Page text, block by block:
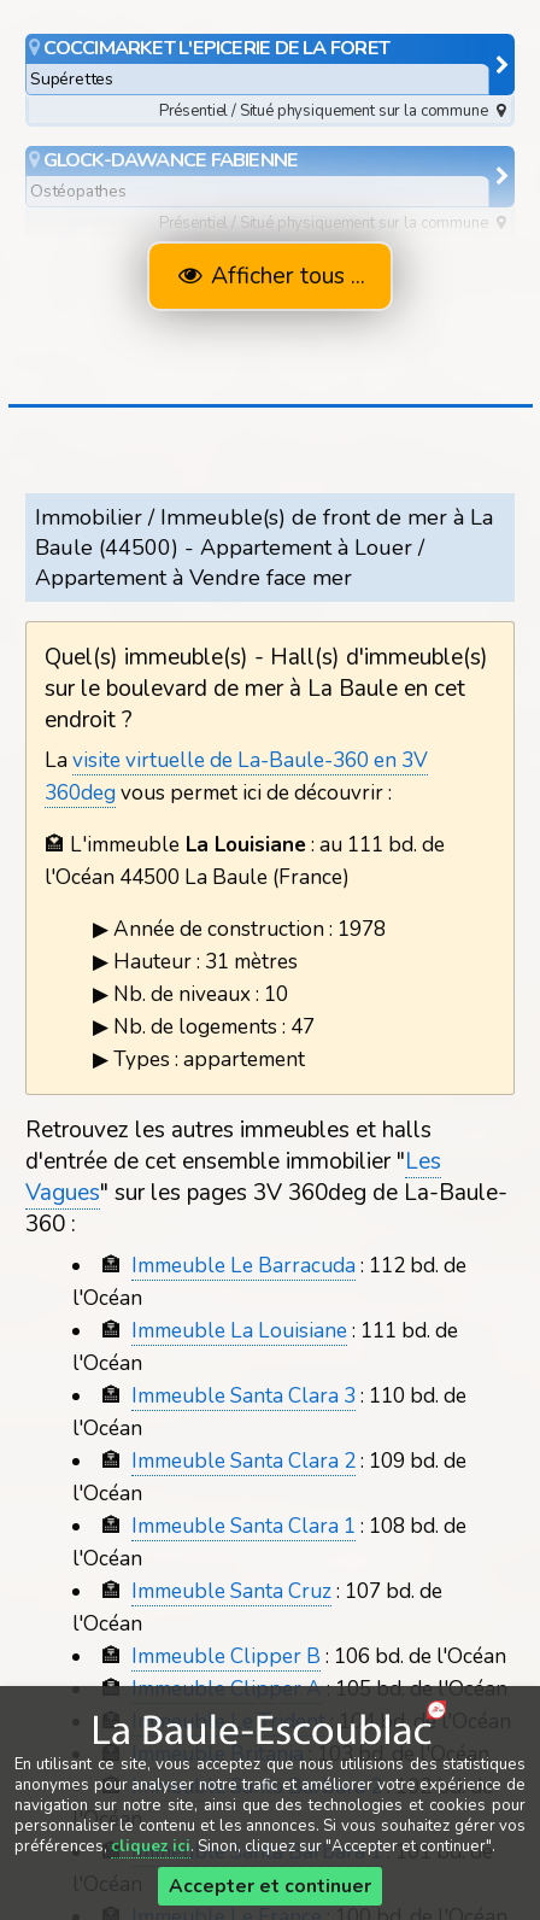
COCCIMARKET L'EPICERIE DE LA FORET
Supérettes
Présentiel / Situé physiquement sur la commune
GLOCK-DAWANCE FABIENNE
Ostéopathes
Présentiel / Situé physiquement sur la commune
INSTITUT DE LA FORET
Instituts de Beauté - Bien Etre
Infirmiers - Infirmières
LE FLAO BERTHO GAELLE
Médecins Généralistes
Présentiel / Situé physiquement sur la commune
PHARMACIE DE LA FORET
Présentiel / Situé physiquement sur la commune
THIBAUT ALEXANDRA
Infirmiers - Infirmières
Présentiel / Situé physiquement sur la commune
Afficher tous ...
Immobilier / Immeuble(s) de front de mer à La
Baule (44500) - Appartement à Louer /
Appartement à Vendre face mer
Quel(s) immeuble(s) - Hall(s) d'immeuble(s)
sur le boulevard de mer à La Baule en cet
endroit ?
Lavisite virtuelle de La-Baule-360 en 3V
360degvous permet ici de découvrir :
🏩 L'immeuble La Louisiane : au 111 bd. de
l'Océan 44500 La Baule (France)
▶ Année de construction : 1978
▶ Hauteur : 31 mètres
▶ Nb. de niveaux : 10
▶ Nb. de logements : 47
▶ Types : appartement
Retrouvez les autres immeubles et halls
d'entrée de cet ensemble immobilier "Les
Vagues" sur les pages 3V 360deg de La-Baule-
360 :
🏣 Immeuble Le Barracuda: 112 bd. de
l'Océan
🏣 Immeuble La Louisiane: 111 bd. de
l'Océan
🏣 Immeuble Santa Clara 3 : 110 bd. de
l'Océan
🏣 Immeuble Santa Clara 2: 109 bd. de
l'Océan
🏣 Immeuble Santa Clara 1 : 108 bd. de
l'Océan
🏣 Immeuble Santa Cruz: 107 bd. de
l'Océan
🏣 Immeuble Clipper B : 106 bd. de l'Océan
🏣Immeuble Clipper A: 105 bd. de l'Océan
🏣 Immeuble Le Trident: 104 bd. de l'Océan
🏣Immeuble Britania: 103 bd. de l'Océan
🏣Immeuble Santa Barbara 2: 102 bd. de
l'Océan
🏣Immeuble Santa Barbara 1: 101 bd. de
En utilisant ce site, vous acceptez que nous utilisions des statistiques
anonymes pour analyser notre trafic et améliorer votre expérience de
navigation sur notre site, ainsi que des technologies et cookies pour
personnaliser le contenu et les annonces. Si vous souhaitez gérer vos
préférences, cliquez ici. Sinon, cliquez sur "Accepter et continuer".
Accepter et continuer